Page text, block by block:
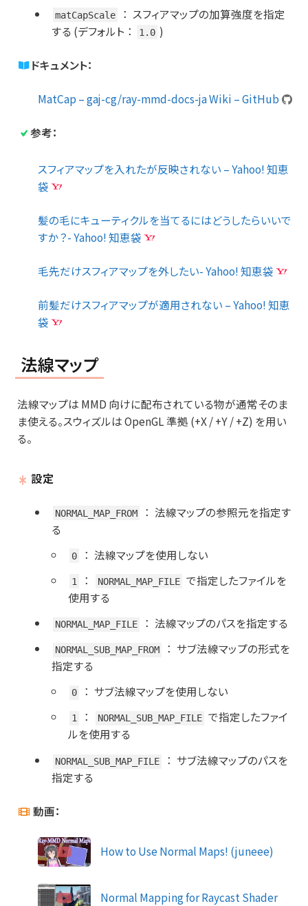
matCapScale ： スフィアマップの加算強度を指定
する (デフォルト ： 1.0 )
ドキュメント：
MatCap – gaj-cg/ray-mmd-docs-ja Wiki – GitHub
参考：
スフィアマップを入れたが反映されない – Yahoo! 知恵
袋
髪の毛にキューティクルを当てるにはどうしたらいいで
すか？- Yahoo! 知恵袋
毛先だけスフィアマップを外したい- Yahoo! 知恵袋
前髪だけスフィアマップが適用されない – Yahoo! 知恵
袋
法線マップ
法線マップは MMD 向けに配布されている物が通常そのま
ま使える。スウィズルは OpenGL 準拠 (+X / +Y / +Z) を用い
る。
設定
NORMAL_MAP_FROM ： 法線マップの参照元を指定す
る
0 ： 法線マップを使用しない
1 ： NORMAL_MAP_FILE で指定したファイルを
使用する
NORMAL_MAP_FILE ： 法線マップのパスを指定する
NORMAL_SUB_MAP_FROM ： サブ法線マップの形式を
指定する
0 ： サブ法線マップを使用しない
1 ： NORMAL_SUB_MAP_FILE で指定したファイ
ルを使用する
NORMAL_SUB_MAP_FILE ： サブ法線マップのパスを
指定する
動画：
How to Use Normal Maps! (juneee)
Normal Mapping for Raycast Shader